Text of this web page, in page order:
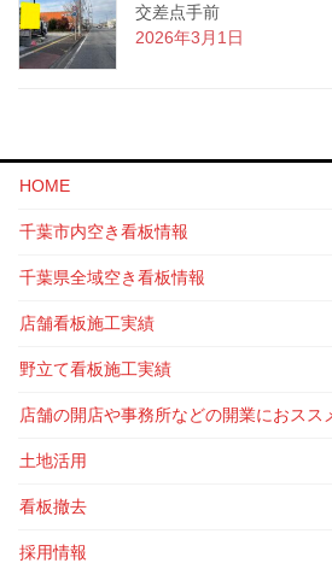
交差点手前
2026年3月1日
HOME
千葉市内空き看板情報
千葉県全域空き看板情報
店舗看板施工実績
野立て看板施工実績
店舗の開店や事務所などの開業におスス
土地活用
看板撤去
採用情報